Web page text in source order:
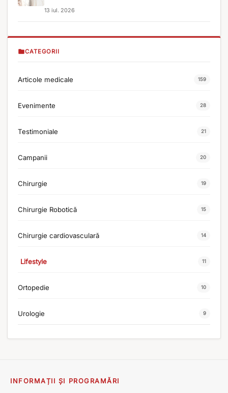
13 iul. 2026
CATEGORII
Articole medicale 159
Evenimente 28
Testimoniale 21
Campanii 20
Chirurgie 19
Chirurgie Robotică 15
Chirurgie cardiovasculară 14
Lifestyle 11
Ortopedie 10
Urologie 9
INFORMAȚII ȘI PROGRAMĂRI